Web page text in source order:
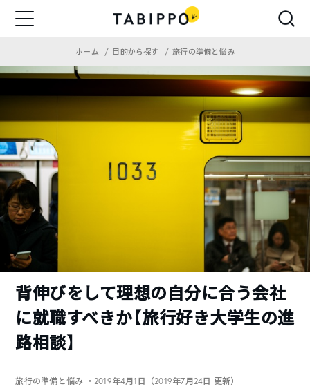
ホーム 目的から探す 旅行の準備と悩み
背伸びをして理想の自分に合う会社
に就職すべきか【旅行好き大学生の進
路相談】
旅行の準備と悩み ・2019年4月1日（2019年7月24日 更新）